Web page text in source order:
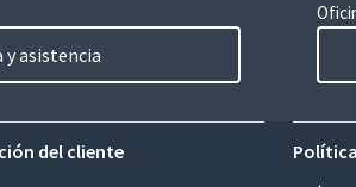
y asistencia
del cliente